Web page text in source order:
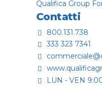
Qualifica Group
Contatti
800.131.738
333 323 7341
LUN - VEN